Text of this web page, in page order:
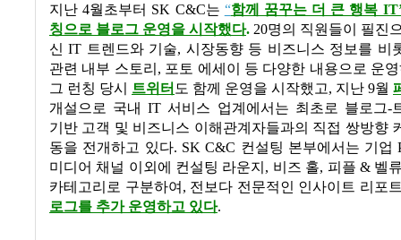
지난 4월초부터 SK C&C는 “함께 꿈꾸는 더 큰 행복
칭으로 블로그 운영을 시작했다. 20명의 직원들이 필진
신 IT 트렌드와 기술, 시장동향 등 비즈니스 정보를 비
관련 내부 스토리, 포토 에세이 등 다양한 내용으로 운
그 런칭 당시 트위터 도 함께 운영을 시작했고, 지난 9월
개설으로 국내 IT 서비스 업계에서는 최초로 블로그-
기반 고객 및 비즈니스 이해관계자들과의 직접 쌍방향
동을 전개하고 있다. SK C&C 컨설팅 본부에서는 기업
미디어 채널 이외에 컨설팅 라운지, 비즈 홀, 피플 & 벨
카테고리로 구분하여, 전보다 전문적인 인사이트 리포
로그를 추가 운영하고 있다.